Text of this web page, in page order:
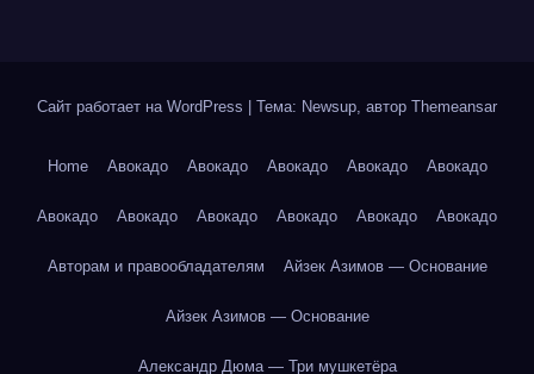
Сайт работает на WordPress Тема: Newsup, автор Themeansar
Home Авокадо Авокадо Авокадо Авокадо Авокадо
Авокадо Авокадо Авокадо Авокадо Авокадо Авокадо
Авторам и правообладателям Айзек Азимов — Основание
Айзек Азимов — Основание
Александр Дюма — Три мушкетёра